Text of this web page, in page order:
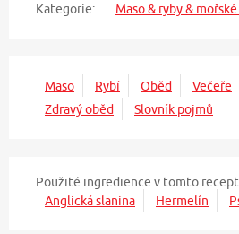
Kategorie: Maso & ryby &
Maso Rybí Oběd Večeře
Zdravý oběd
Slovník pojmů
Použité ingredience v tomto
Anglická slanina
Hermelín